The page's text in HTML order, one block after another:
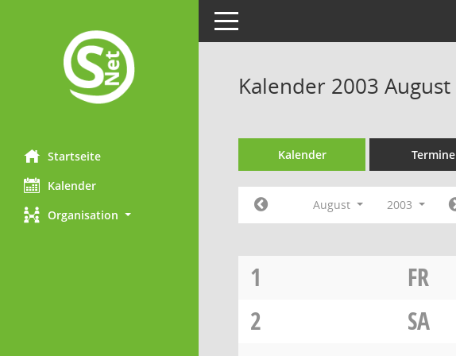
Startseite
Kalender
Organisation
Toggle navigation
Kalender 2003 August
Kalender Termine
August 2003
1
FR
2
SA